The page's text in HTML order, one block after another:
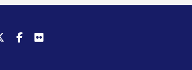
Twitter/X
Facebook
Flickr